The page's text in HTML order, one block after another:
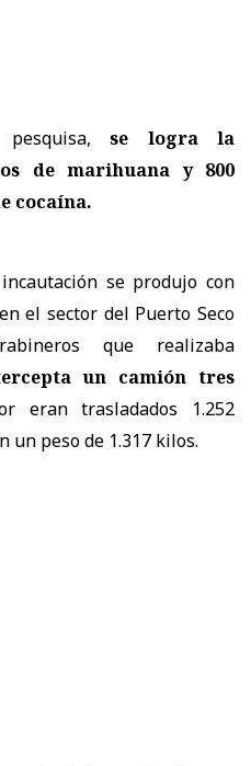
pesquisa,se logra la
de marihuana y 800
cocaína.
se produjo con
el sector del Puerto Seco
que realizaba
un camión tres
eran trasladados 1.252
un peso de 1.317 kilos.